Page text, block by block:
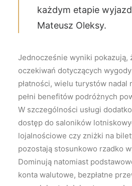
każdym etapie
Mateusz Oleksy.
Jednocześnie wyniki pokazują,
oczekiwań dotyczących
płatności, wielu turystów
pełni benefitów podróżnych
W szczególności usługi
dostęp do saloników
lojalnościowe czy zniżki na
pozostają stosunkowo rzadko
Dominują natomiast
konta walutowe, bezpłatne